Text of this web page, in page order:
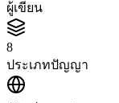
ผู้เขียน
8
ประเภทปัญญา